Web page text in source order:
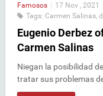
Famosos 17 Nov , 2021
Tags: Carmen Salinas,
Eugenio Derbez
Carmen Salinas
Niegan la posibilidad
tratar sus problemas